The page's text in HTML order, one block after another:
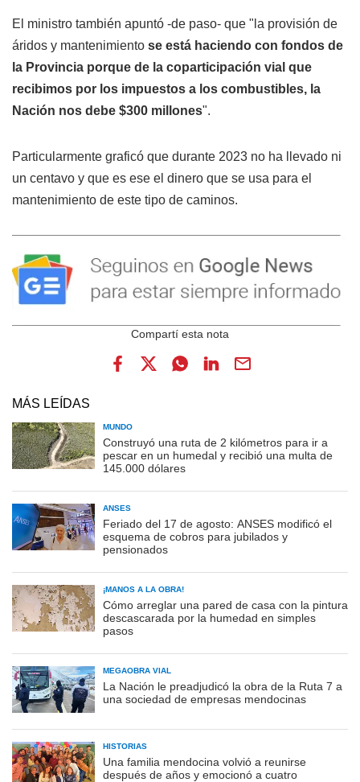
El ministro también apuntó -de paso- que "la provisión de
áridos y mantenimiento se está haciendo con fondos de
la Provincia porque de la coparticipación vial que
recibimos por los impuestos a los combustibles, la
Nación nos debe $300 millones".
Particularmente graficó que durante 2023 no ha llevado ni
un centavo y que es ese el dinero que se usa para el
mantenimiento de este tipo de caminos.
MÁS LEÍDAS
MUNDO
Construyó una ruta de 2 kilómetros para ir a
pescar en un humedal y recibió una multa de
145.000 dólares
ANSES
Feriado del 17 de agosto: ANSES modificó el
esquema de cobros para jubilados y
pensionados
¡MANOS A LA OBRA!
Cómo arreglar una pared de casa con la pintura
descascarada por la humedad en simples
pasos
MEGAOBRA VIAL
La Nación le preadjudicó la obra de la Ruta 7 a
una sociedad de empresas mendocinas
HISTORIAS
Una familia mendocina volvió a reunirse
después de años y emocionó a cuatro